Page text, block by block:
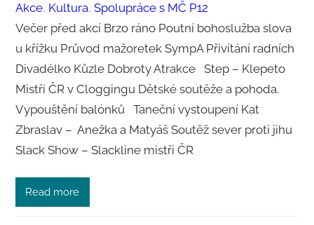
Akce, Kultura, Spolupráce s MČ P12
Večer před akcí Brzo ráno Poutní bohoslužba slova
u křížku Průvod mažoretek SympA Přivítání radních
Divadélko Kůzle Dobroty Atrakce Step – Klepeto
Mistři ČR v Cloggingu Dětské soutěže a pohoda.
Vypouštění balónků Taneční vystoupení Kat
Zbraslav – Anežka a Matyáš Soutěž sever proti jihu
Slack Show – Slackline mistři ČR
Read more